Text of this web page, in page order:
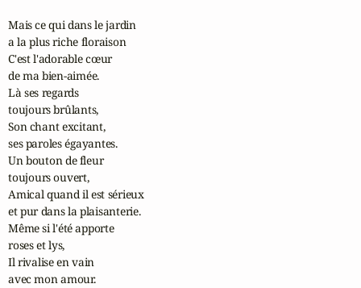
Mais ce qui dans le jardin
a la plus riche floraison
C'est l'adorable cœur
de ma bien-aimée.
Là ses regards
toujours brûlants,
Son chant excitant,
ses paroles égayantes.
Un bouton de fleur
toujours ouvert,
Amical quand il est sérieux
et pur dans la plaisanterie.
Même si l'été apporte
roses et lys,
Il rivalise en vain
avec mon amour.